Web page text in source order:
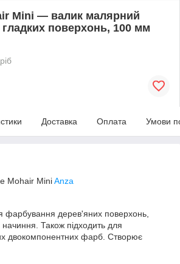
Mini — валик малярний
поверхонь, 100 мм
Доставка Оплата Умови
Mohair MiniAnza
фарбування дерев'яних поверхонь,
Також підходить для
двокомпонентних фарб. Створює